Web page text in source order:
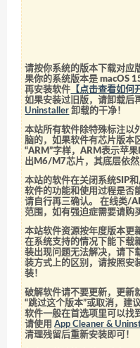
请按你系统的版本下载对应
果你的系统版本是 macOS
再安装软件 【点击查看如何
如果安装过旧版，请卸载后
Uninstaller 卸载的干净！
本站所有软件除特殊标注以
脑的，如果软件有芯片版本
“ARM”字样，ARM表示苹
出M6/M7芯片，其底层依然
本站的软件在关闭系统SIP
软件的功能和使用过程是否
请自行再三确认。 在线类/
范围，如有强迫症需要请购
本站软件资源按年度版本更
在系统支持的情况下能下载
装出现问题无法解决，请下
装方式上的区别，请按照安
装！
破解软件请不要更新，更新
“跳过这个版本”或取消，建
软件一般在首选项里可以找
请使用App Cleaner &
清理残留后重新安装即可！